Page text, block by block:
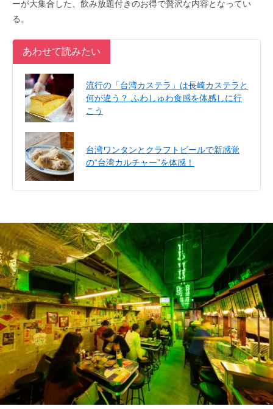
ーが大集合した、飲み放題付きのお得で贅沢な内容となってい
る。
あわせて読みたい
流行の「台湾カステラ」は長崎カステラと
何が違う？ ふわしゅわ食感を体感しに行
こう
台湾ワンタンとクラフトビールで新感覚
の“台湾カルチャー”を体感！